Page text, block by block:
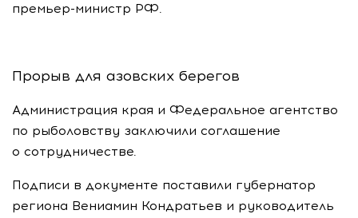
премьер-министр РФ.
Прорыв для азовских берегов
Администрация края и Федеральное агентство
по рыболовству заключили соглашение
о сотрудничестве.
Подписи в документе поставили губернатор
региона Вениамин Кондратьев и руководитель